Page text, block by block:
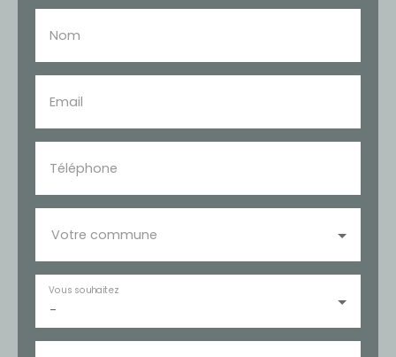
Nom
Email
Téléphone
Votre commune
-
Vous souhaitez